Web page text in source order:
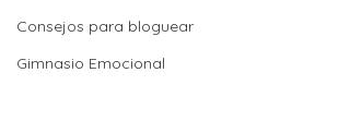
Consejos para bloguear
Gimnasio Emocional